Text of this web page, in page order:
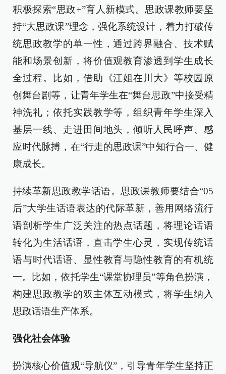
积极探索“思政+”育人新模式。思政课教师要坚
持“大思政课”理念，强化系统设计，着力打破传
统思政教学的单一性，通过跨界融合、技术赋
能和场景创新，将价值观教育渗透到学生成长
全过程。比如，借助《江姐在川大》等校园原
创舞台剧等，让青年学生在“舞台思政”中接受精
神洗礼；依托实践教学等，组织青年学生深入
基层一线、走进田间地头，倾听人民呼声、感
应时代脉搏，在“行走的思政课”中知行合一、健
康成长。
持续革新思政教学话语。思政课教师要结合“05
后”大学生话语表达的代际革新，善用网络流行
语剖析学生广泛关注的热点话题，将理论话语
转化为生活话语，直击学生心灵，实现传统话
语与时代话语、显性教育与隐性教育的有机统
一。比如，依托学生“课堂协理员”等角色扮演，
构建思政教学的双主体互动模式，将学生纳入
思政话语生产体系。
强化社会体验
扮演核心价值观“导航仪”，引导青年学生坚持正